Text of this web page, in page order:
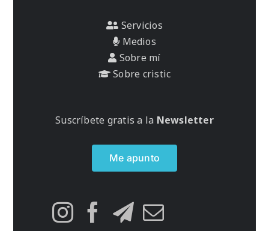
Servicios
Medios
Sobre mí
Sobre cristic
Suscríbete gratis a la Newsletter
Me apunto